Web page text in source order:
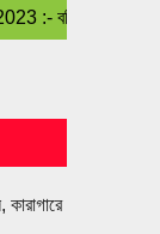
বহির্বিশ্ব সহ